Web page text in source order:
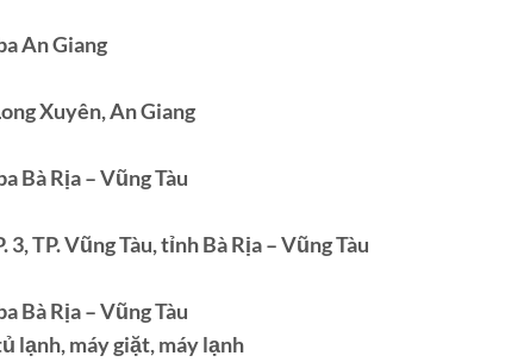
An Giang
Xuyên, An Giang
Bà Rịa – Vũng Tàu
TP. Vũng Tàu, tỉnh Bà Rịa – Vũng Tàu
Bà Rịa – Vũng Tàu
lạnh, máy giặt, máy lạnh